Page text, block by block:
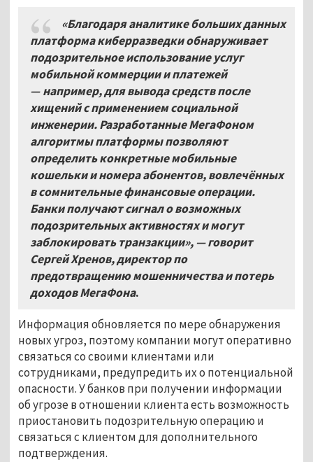
«Благодаря аналитике больших данных
платформа киберразведки обнаруживает
подозрительное использование услуг
мобильной коммерции и платежей
— например, для вывода средств после
хищений с применением социальной
инженерии. Разработанные МегаФоном
алгоритмы платформы позволяют
определить конкретные мобильные
кошельки и номера абонентов, вовлечённых
в сомнительные финансовые операции.
Банки получают сигнал о возможных
подозрительных активностях и могут
заблокировать транзакции», — говорит
Сергей Хренов, директор по
предотвращению мошенничества и потерь
доходов МегаФона.
Информация обновляется по мере обнаружения
новых угроз, поэтому компании могут оперативно
связаться со своими клиентами или
сотрудниками, предупредить их о потенциальной
опасности. У банков при получении информации
об угрозе в отношении клиента есть возможность
приостановить подозрительную операцию и
связаться с клиентом для дополнительного
подтверждения.